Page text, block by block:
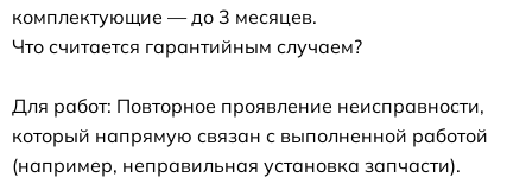
комплектующие — до 3 месяцев.
Что считается гарантийным случаем?
Для работ: Повторное проявление неисправности,
который напрямую связан с выполненной работой
(например, неправильная установка запчасти).